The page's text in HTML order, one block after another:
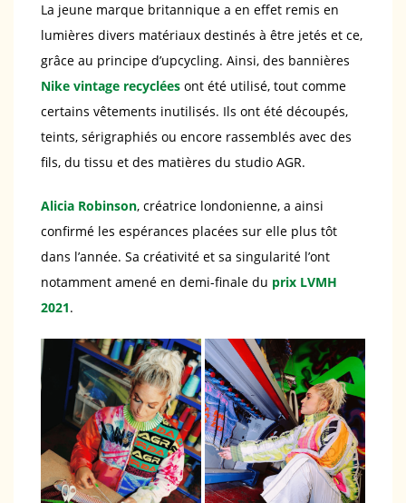
La jeune marque britannique a en effet remis en
lumières divers matériaux destinés à être jetés et ce,
grâce au principe d’upcycling. Ainsi, des bannières
Nike vintage recyclées ont été utilisé, tout comme
certains vêtements inutilisés. Ils ont été découpés,
teints, sérigraphiés ou encore rassemblés avec des
fils, du tissu et des matières du studio AGR.
Alicia Robinson, créatrice londonienne, a ainsi
confirmé les espérances placées sur elle plus tôt
dans l’année. Sa créativité et sa singularité l’ont
notamment amené en demi-finale du prix LVMH
2021.